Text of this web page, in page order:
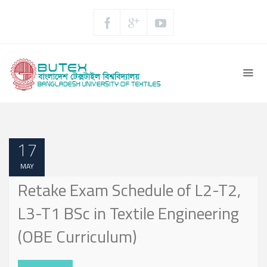
17
MAY
Retake Exam Schedule of L2-T2,
L3-T1 BSc in Textile Engineering
(OBE Curriculum)